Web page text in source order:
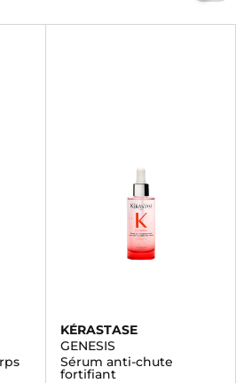
KÉRASTASE
GENESIS
Sérum anti-chute
fortifiant